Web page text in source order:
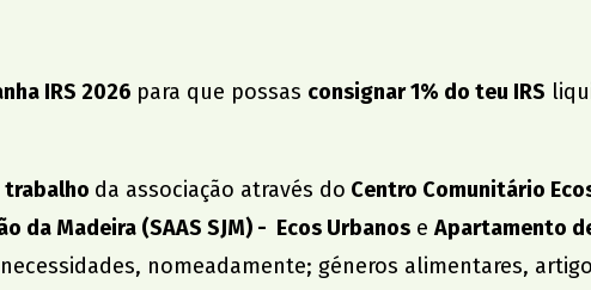
IRS 2026 para que possas consignar 1% do teu IRS
trabalho da associação através do Centro Comunitário
da Madeira (SAAS SJM) - Ecos Urbanos eApartamento
nomeadamente; géneros alimentares,